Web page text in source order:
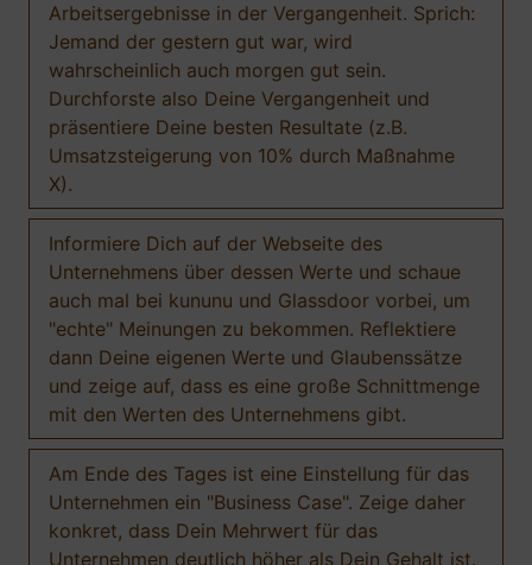
Arbeitsergebnisse in der Vergangenheit. Sprich:
Jemand der gestern gut war, wird
wahrscheinlich auch morgen gut sein.
Durchforste also Deine Vergangenheit und
präsentiere Deine besten Resultate (z.B.
Umsatzsteigerung von 10% durch Maßnahme
X).
Informiere Dich auf der Webseite des
Unternehmens über dessen Werte und schaue
auch mal bei kununu und Glassdoor vorbei, um
"echte" Meinungen zu bekommen. Reflektiere
dann Deine eigenen Werte und Glaubenssätze
und zeige auf, dass es eine große Schnittmenge
mit den Werten des Unternehmens gibt.
Am Ende des Tages ist eine Einstellung für das
Unternehmen ein "Business Case". Zeige daher
konkret, dass Dein Mehrwert für das
Unternehmen deutlich höher als Dein Gehalt ist.